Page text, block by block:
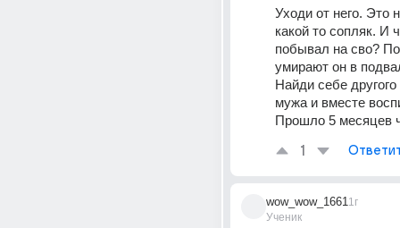
Уходи от него. Это
какой то сопляк. И
побывал на сво?
умирают он в
Найди себе
мужа и вместе
Прошло 5 месяцев
1
wow_wow_1661
Ученик
1г